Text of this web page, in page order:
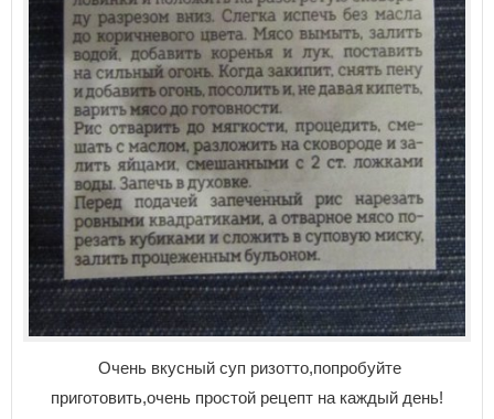
Очень вкусный суп ризотто,попробуйте
приготовить,очень простой рецепт на каждый день!